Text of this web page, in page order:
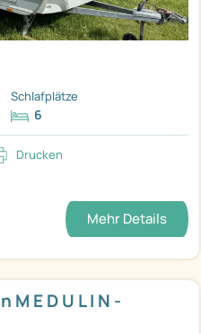
Schlafplätze
6
Drucken
Mehr Details
M E D U L I N -